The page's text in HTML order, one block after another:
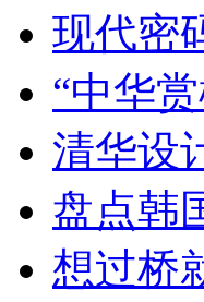
现代密
“中华
清华设
盘点韩
想过桥